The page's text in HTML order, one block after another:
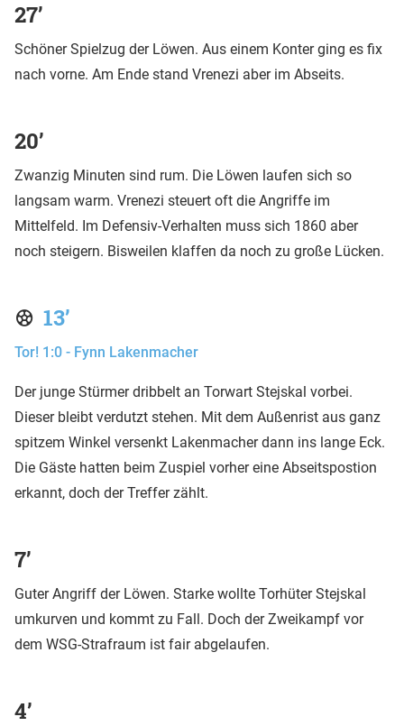
27’
Schöner Spielzug der Löwen. Aus einem Konter ging es fix
nach vorne. Am Ende stand Vrenezi aber im Abseits.
20’
Zwanzig Minuten sind rum. Die Löwen laufen sich so
langsam warm. Vrenezi steuert oft die Angriffe im
Mittelfeld. Im Defensiv-Verhalten muss sich 1860 aber
noch steigern. Bisweilen klaffen da noch zu große Lücken.
13’
Tor! 1:0 - Fynn Lakenmacher
Der junge Stürmer dribbelt an Torwart Stejskal vorbei.
Dieser bleibt verdutzt stehen. Mit dem Außenrist aus ganz
spitzem Winkel versenkt Lakenmacher dann ins lange Eck.
Die Gäste hatten beim Zuspiel vorher eine Abseitspostion
erkannt, doch der Treffer zählt.
7’
Guter Angriff der Löwen. Starke wollte Torhüter Stejskal
umkurven und kommt zu Fall. Doch der Zweikampf vor
dem WSG-Strafraum ist fair abgelaufen.
4’